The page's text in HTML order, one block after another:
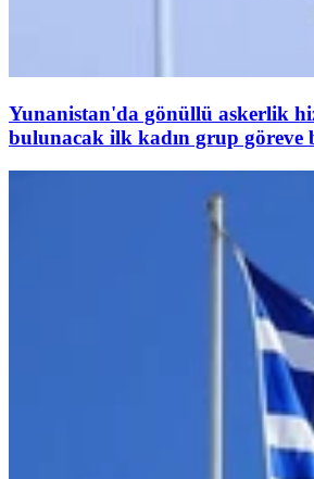
Yunanistan'da gönüllü askerlik
bulunacak ilk kadın grup göreve